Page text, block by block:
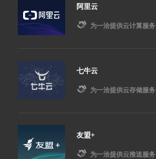
阿里云
 为一洽提供云计算服务
七牛云
 为一洽提供云存储服务
友盟+
 为一洽提供云推送服务